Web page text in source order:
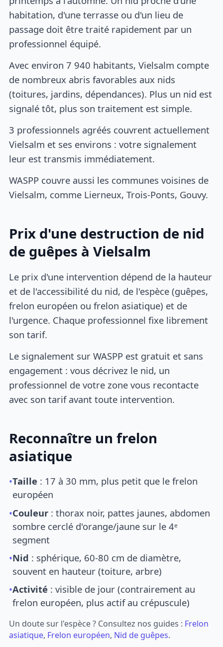
habitation, d'une terrasse ou d'un lieu de
passage doit être traité rapidement par un
professionnel équipé.
Avec environ 7 940 habitants, Vielsalm compte
de nombreux abris favorables aux nids
(toitures, jardins, dépendances). Plus un nid est
signalé tôt, plus son traitement est simple.
3 professionnels agréés couvrent actuellement
Vielsalm et ses environs : votre signalement
leur est transmis immédiatement.
WASPP couvre aussi les communes voisines de
Vielsalm, comme Lierneux, Trois-Ponts, Gouvy.
Prix d'une destruction de nid
de guêpes à Vielsalm
Le prix d'une intervention dépend de la hauteur
et de l'accessibilité du nid, de l'espèce (guêpes,
frelon européen ou frelon asiatique) et de
l'urgence. Chaque professionnel fixe librement
son tarif.
Le signalement sur WASPP est gratuit et sans
engagement : vous décrivez le nid, un
professionnel de votre zone vous recontacte
avec son tarif avant toute intervention.
Reconnaître un frelon
asiatique
•Taille : 17 à 30 mm, plus petit que le frelon
européen
•Couleur : thorax noir, pattes jaunes, abdomen
sombre cerclé d'orange/jaune sur le 4ᵉ
segment
•Nid : sphérique, 60-80 cm de diamètre,
souvent en hauteur (toiture, arbre)
•Activité : visible de jour (contrairement au
frelon européen, plus actif au crépuscule)
Un doute sur l'espèce ? Consultez nos guides : Frelon
asiatique, Frelon européen, Nid de guêpes.